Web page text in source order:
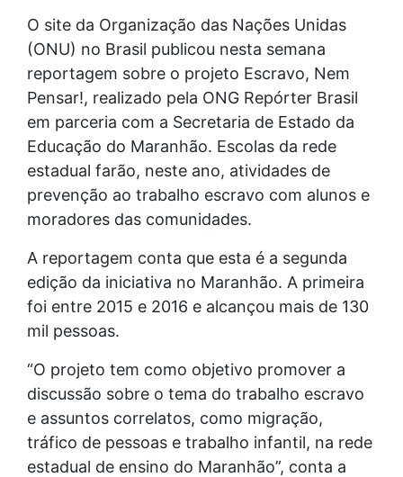
O site da Organização das Nações Unidas
(ONU) no Brasil publicou nesta semana
reportagem sobre o projeto Escravo, Nem
Pensar!, realizado pela ONG Repórter Brasil
em parceria com a Secretaria de Estado da
Educação do Maranhão. Escolas da rede
estadual farão, neste ano, atividades de
prevenção ao trabalho escravo com alunos e
moradores das comunidades.
A reportagem conta que esta é a segunda
edição da iniciativa no Maranhão. A primeira
foi entre 2015 e 2016 e alcançou mais de 130
mil pessoas.
“O projeto tem como objetivo promover a
discussão sobre o tema do trabalho escravo
e assuntos correlatos, como migração,
tráfico de pessoas e trabalho infantil, na rede
estadual de ensino do Maranhão”, conta a